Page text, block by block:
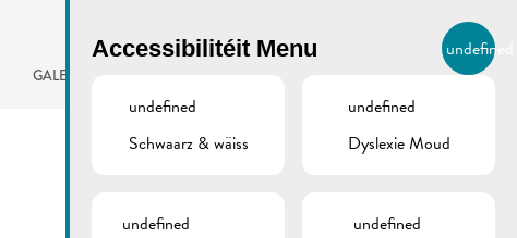
GALERIE LB
BIERGER.REMICH.LU
Accessibilitéit Menu undefined
undefined
Schwaarz & wäiss
undefined
Dyslexie Moud
undefined
undefined